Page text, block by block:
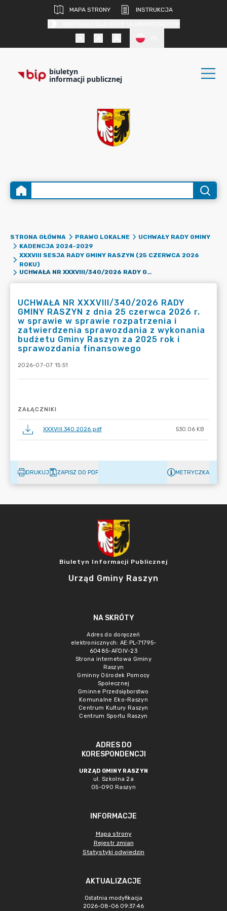
MAPA STRONY
INSTRUKCJA
biuletyn
informacji publicznej
STRONA GŁÓWNA PRAWO LOKALNE
UCHWAŁY RADY GMINY
KADENCJA 2024-2029
XXXVIII SESJA RADY GMINY RASZYN (25 CZERWCA 2026
ROKU)
UCHWAŁA NR XXXVIII/340/2026 RADY GMINY RASZYN Z DNIA 25 CZERWCA 2026 R. W SPRAWIE W SPRAWIE ROZPATRZENIA I ZATWIERDZENIA SPRAWOZDANIA Z WYKONANIA BUDŻETU GMINY RASZYN ZA 2025 ROK I SPRAWOZDANIA FINANSOWEGO
UCHWAŁA NR XXXVIII/340/2026 RADY
GMINY RASZYN z dnia 25 czerwca 2026 r.
w sprawie w sprawie rozpatrzenia i
zatwierdzenia sprawozdania z wykonania
budżetu Gminy Raszyn za 2025 rok i
sprawozdania finansowego
2026-07-07 15:51
ZAŁĄCZNIKI
XXXVIII.340.2026.pdf 530.06 KB
DRUKUJ ZAPISZ DO PDF METRYCZKA
Biuletyn Informacji Publicznej
Urząd Gminy Raszyn
NA SKRÓTY
Adres do doręczeń
elektronicznych: AE:PL-71795-
60485-AFDIV-23
Strona internetowa Gminy
Raszyn
Gminny Ośrodek Pomocy
Społecznej
Gminne Przedsięborstwo
Komunalne Eko-Raszyn
Centrum Kultury Raszyn
Centrum Sportu Raszyn
ADRES DO
KORESPONDENCJI
URZĄD GMINY RASZYN
ul. Szkolna 2a
05-090 Raszyn
INFORMACJE
Mapa strony
Rejestr zmian
Statystyki odwiedzin
AKTUALIZACJE
Ostatnia modyfikacja
2026-08-06 09:37:46